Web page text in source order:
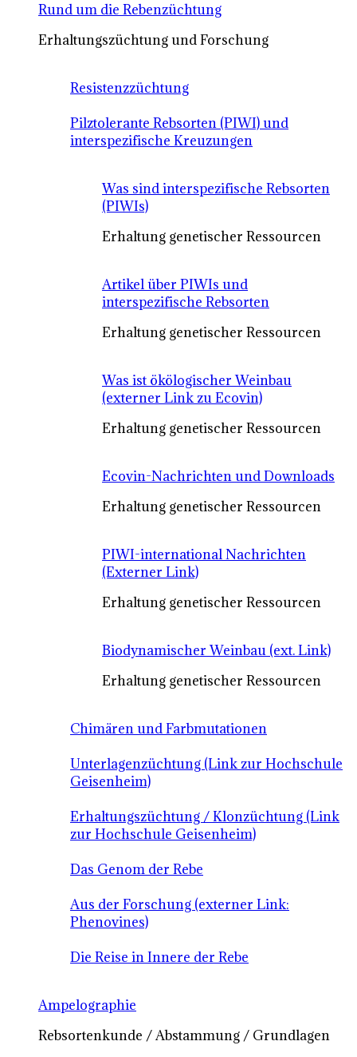
Rund um die Rebenzüchtung
Erhaltungszüchtung und Forschung
Resistenzzüchtung
Pilztolerante Rebsorten (PIWI) und
interspezifische Kreuzungen
Was sind interspezifische Rebsorten
(PIWIs)
Erhaltung genetischer Ressourcen
Artikel über PIWIs und
interspezifische Rebsorten
Erhaltung genetischer Ressourcen
Was ist ökölogischer Weinbau
(externer Link zu Ecovin)
Erhaltung genetischer Ressourcen
Ecovin-Nachrichten und Downloads
Erhaltung genetischer Ressourcen
PIWI-international Nachrichten
(Externer Link)
Erhaltung genetischer Ressourcen
Biodynamischer Weinbau (ext. Link)
Erhaltung genetischer Ressourcen
Chimären und Farbmutationen
Unterlagenzüchtung (Link zur Hochschule
Geisenheim)
Erhaltungszüchtung / Klonzüchtung (Link
zur Hochschule Geisenheim)
Das Genom der Rebe
Aus der Forschung (externer Link:
Phenovines)
Die Reise in Innere der Rebe
Ampelographie
Rebsortenkunde / Abstammung / Grundlagen